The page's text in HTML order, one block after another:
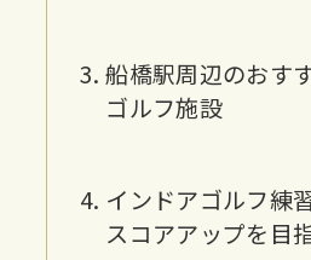
船橋駅周辺のおす
ゴルフ施設
インドアゴルフ練
スコアアップを目